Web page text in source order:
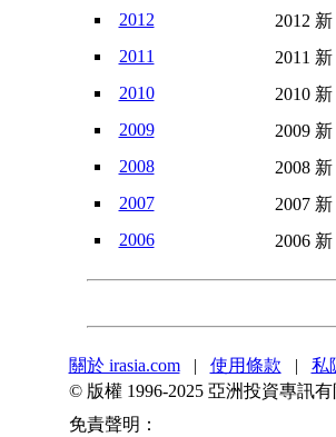
2012
2012
2011
2011
2010
2010
2009
2009
2008
2008
2007
2007
2006
2006
關於 irasia.com| 使用條款 | 私
© 版權 1996-2025 亞洲投資專訊
免責聲明：